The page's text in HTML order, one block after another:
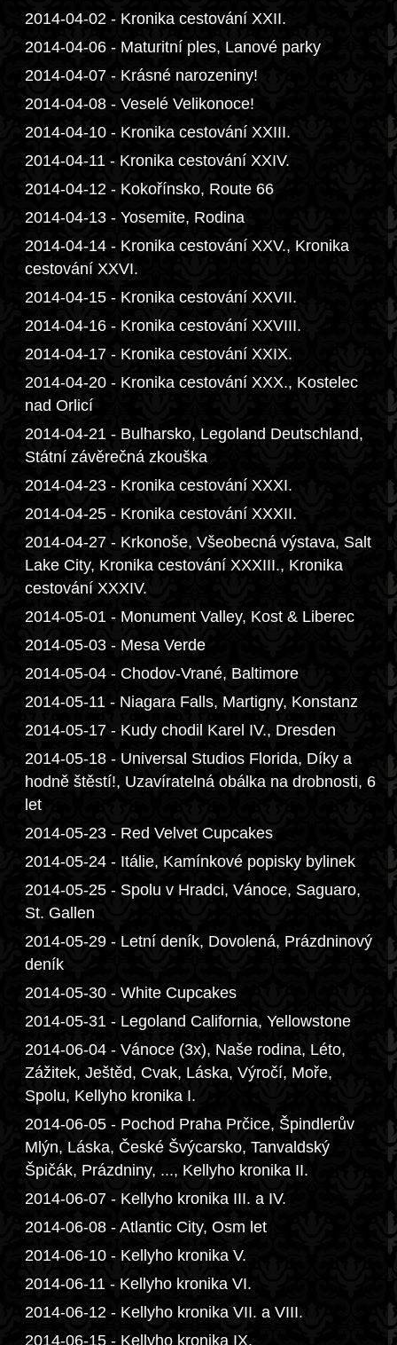
2014-04-02 - Kronika cestování XXII.
2014-04-06 - Maturitní ples, Lanové parky
2014-04-07 - Krásné narozeniny!
2014-04-08 - Veselé Velikonoce!
2014-04-10 - Kronika cestování XXIII.
2014-04-11 - Kronika cestování XXIV.
2014-04-12 - Kokořínsko, Route 66
2014-04-13 - Yosemite, Rodina
2014-04-14 - Kronika cestování XXV., Kronika
cestování XXVI.
2014-04-15 - Kronika cestování XXVII.
2014-04-16 - Kronika cestování XXVIII.
2014-04-17 - Kronika cestování XXIX.
2014-04-20 - Kronika cestování XXX., Kostelec
nad Orlicí
2014-04-21 - Bulharsko, Legoland Deutschland,
Státní závěrečná zkouška
2014-04-23 - Kronika cestování XXXI.
2014-04-25 - Kronika cestování XXXII.
2014-04-27 - Krkonoše, Všeobecná výstava, Salt
Lake City, Kronika cestování XXXIII., Kronika
cestování XXXIV.
2014-05-01 - Monument Valley, Kost & Liberec
2014-05-03 - Mesa Verde
2014-05-04 - Chodov-Vrané, Baltimore
2014-05-11 - Niagara Falls, Martigny, Konstanz
2014-05-17 - Kudy chodil Karel IV., Dresden
2014-05-18 - Universal Studios Florida, Díky a
hodně štěstí!, Uzavíratelná obálka na drobnosti, 6
let
2014-05-23 - Red Velvet Cupcakes
2014-05-24 - Itálie, Kamínkové popisky bylinek
2014-05-25 - Spolu v Hradci, Vánoce, Saguaro,
St. Gallen
2014-05-29 - Letní deník, Dovolená, Prázdninový
deník
2014-05-30 - White Cupcakes
2014-05-31 - Legoland California, Yellowstone
2014-06-04 - Vánoce (3x), Naše rodina, Léto,
Zážitek, Ještěd, Cvak, Láska, Výročí, Moře,
Spolu, Kellyho kronika I.
2014-06-05 - Pochod Praha Prčice, Špindlerův
Mlýn, Láska, České Švýcarsko, Tanvaldský
Špičák, Prázdniny, ..., Kellyho kronika II.
2014-06-07 - Kellyho kronika III. a IV.
2014-06-08 - Atlantic City, Osm let
2014-06-10 - Kellyho kronika V.
2014-06-11 - Kellyho kronika VI.
2014-06-12 - Kellyho kronika VII. a VIII.
2014-06-15 - Kellyho kronika IX.